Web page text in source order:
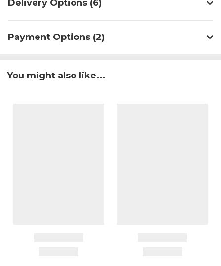
Delivery Options (6)
Payment Options (2)
You might also like...